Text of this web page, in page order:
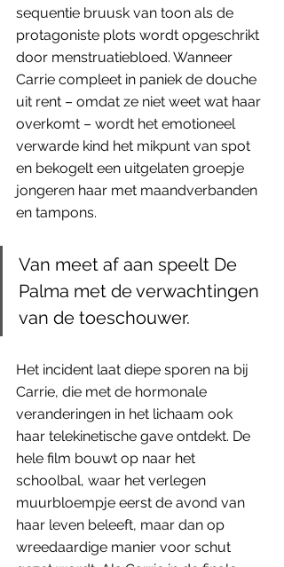
sequentie bruusk van toon als de
protagoniste plots wordt opgeschrikt
door menstruatiebloed. Wanneer
Carrie compleet in paniek de douche
uit rent – omdat ze niet weet wat haar
overkomt – wordt het emotioneel
verwarde kind het mikpunt van spot
en bekogelt een uitgelaten groepje
jongeren haar met maandverbanden
en tampons.
Van meet af aan speelt De
Palma met de verwachtingen
van de toeschouwer.
Het incident laat diepe sporen na bij
Carrie, die met de hormonale
veranderingen in het lichaam ook
haar telekinetische gave ontdekt. De
hele film bouwt op naar het
schoolbal, waar het verlegen
muurbloempje eerst de avond van
haar leven beleeft, maar dan op
wreedaardige manier voor schut